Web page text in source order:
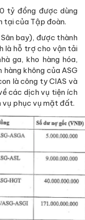
tỷ đồng được dùng
tại của Tập đoàn.
bay), được thành
là hỗ trợ cho vận tải
ga, kho hàng hóa,
không của ASG
là công ty CIAS và
các dịch vụ tiện ích
vụ phục vụ mặt đất.